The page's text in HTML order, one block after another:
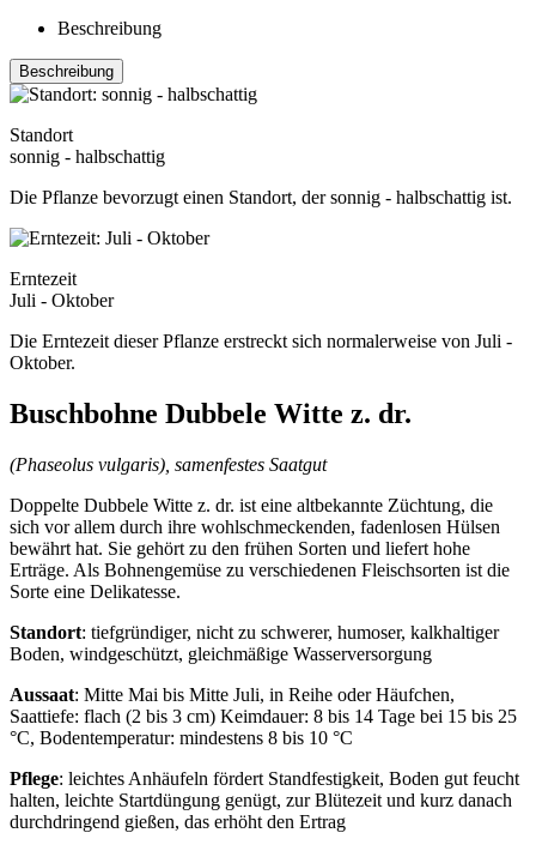
Beschreibung
Beschreibung
Standort
sonnig - halbschattig
Die Pflanze bevorzugt einen Standort, der sonnig - halbschattig ist.
Erntezeit
Juli - Oktober
Die Erntezeit dieser Pflanze erstreckt sich normalerweise von Juli -
Oktober.
Buschbohne Dubbele Witte z. dr.
(Phaseolus vulgaris), samenfestes Saatgut
Doppelte Dubbele Witte z. dr. ist eine altbekannte Züchtung, die
sich vor allem durch ihre wohlschmeckenden, fadenlosen Hülsen
bewährt hat. Sie gehört zu den frühen Sorten und liefert hohe
Erträge. Als Bohnengemüse zu verschiedenen Fleischsorten ist die
Sorte eine Delikatesse.
Standort: tiefgründiger, nicht zu schwerer, humoser, kalkhaltiger
Boden, windgeschützt, gleichmäßige Wasserversorgung
Aussaat: Mitte Mai bis Mitte Juli, in Reihe oder Häufchen,
Saattiefe: flach (2 bis 3 cm) Keimdauer: 8 bis 14 Tage bei 15 bis 25
°C, Bodentemperatur: mindestens 8 bis 10 °C
Pflege: leichtes Anhäufeln fördert Standfestigkeit, Boden gut feucht
halten, leichte Startdüngung genügt, zur Blütezeit und kurz danach
durchdringend gießen, das erhöht den Ertrag